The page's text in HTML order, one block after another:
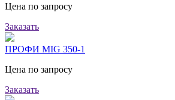
Цена по запросу
Заказать
ПРОФИ MIG 350-1
Цена по запросу
Заказать